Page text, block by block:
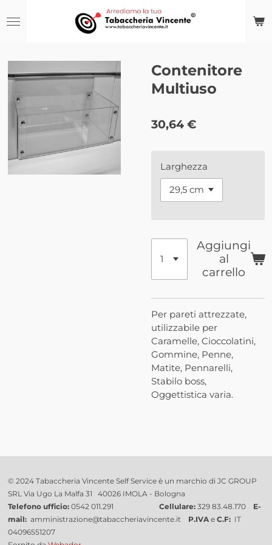
al
Contenitore
Multiuso
30,64 €
Larghezza
Aggiungi
al
carrello
Per pareti attrezzate,
utilizzabile per
Caramelle, Cioccolatini,
Gommine, Penne,
Matite, Pennarelli,
Stabilo boss,
Oggettistica varia.
© 2024 Tabaccheria Vincente Self Service è un marchio di JC GROUP
SRL Via Ugo La Malfa 31 40026 IMOLA - Bologna
Telefono ufficio:0542 011.291 Cellulare:329 83.48.170 E-
mail: amministrazione@tabaccheriavincente.it P.IVAeC.F: IT
04096551207